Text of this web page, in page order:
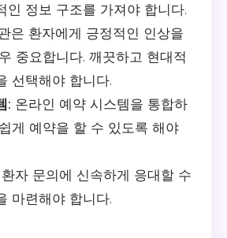
인 정보 구조를 가져야 합니다.
은 환자에게 긍정적인 인상을
중요합니다. 깨끗하고 현대적
선택해야 합니다.
: 온라인 예약 시스템을 통합하
게 예약을 할 수 있도록 해야
환자 문의에 신속하게 응대할 수
마련해야 합니다.